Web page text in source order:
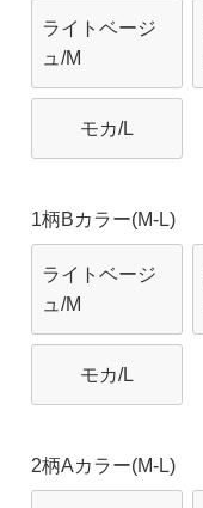
ライトベージ
ュ/M
モカ/L
1柄Bカラー(M-L)
ライトベージ
ュ/M
モカ/L
2柄Aカラー(M-L)